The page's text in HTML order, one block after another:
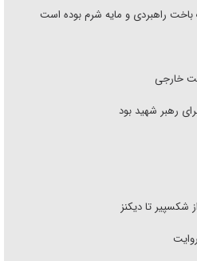
باخت راهبردی و مایه شرم بوده است
خارجی
رهبر شهید بود
شکسپیر تا دیکنز